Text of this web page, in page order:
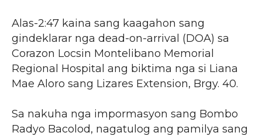
Alas-2:47 kaina sang kaagahon sang
gindeklarar nga dead-on-arrival (DOA) sa
Corazon Locsin Montelibano Memorial
Regional Hospital ang biktima nga si Liana
Mae Aloro sang Lizares Extension, Brgy. 40.
Sa nakuha nga impormasyon sang Bombo
Radyo Bacolod, nagatulog ang pamilya sang